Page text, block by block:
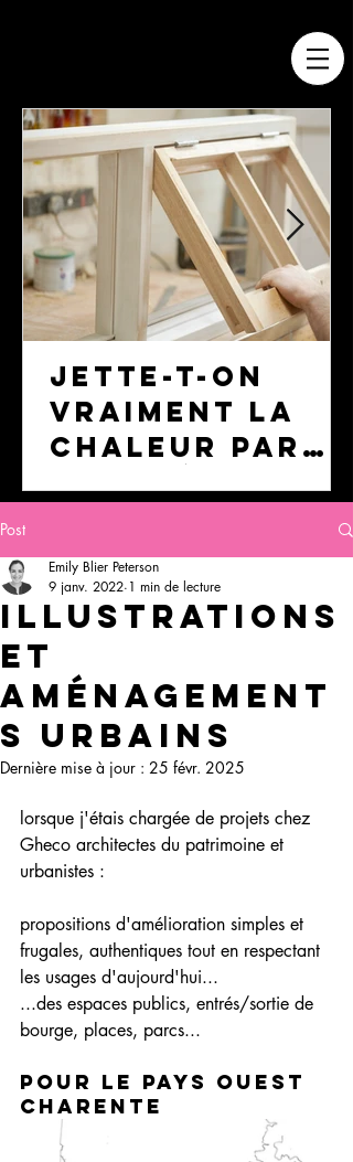
Jette-t-on
vraiment la
chaleur par
la fenêtre en
Post
Illustrations
et
aménagement
s urbains
Emily Blier Peterson
9 janv. 2022 1 min de lecture
Dernière mise à jour : 25 févr. 2025
lorsque j'étais chargée de projets chez
Gheco architectes du patrimoine et
urbanistes :
propositions d'amélioration simples et
frugales, authentiques tout en respectant
les usages d'aujourd'hui...
...des espaces publics, entrés/sortie de
bourge, places, parcs...
Pour le pays Ouest
Charente